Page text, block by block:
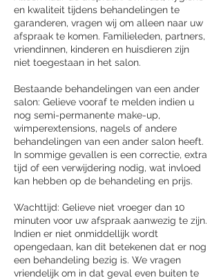
en kwaliteit tijdens behandelingen te
garanderen, vragen wij om alleen naar uw
afspraak te komen. Familieleden, partners,
vriendinnen, kinderen en huisdieren zijn
niet toegestaan in het salon.
Bestaande behandelingen van een ander
salon: Gelieve vooraf te melden indien u
nog semi-permanente make-up,
wimperextensions, nagels of andere
behandelingen van een ander salon heeft.
In sommige gevallen is een correctie, extra
tijd of een verwijdering nodig, wat invloed
kan hebben op de behandeling en prijs.
Wachttijd: Gelieve niet vroeger dan 10
minuten voor uw afspraak aanwezig te zijn.
Indien er niet onmiddellijk wordt
opengedaan, kan dit betekenen dat er nog
een behandeling bezig is. We vragen
vriendelijk om in dat geval even buiten te